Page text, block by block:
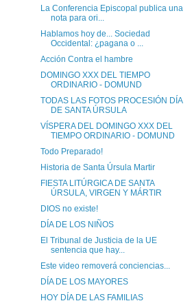
La Conferencia Episcopal publica una
nota para ori...
Hablamos hoy de... Sociedad
Occidental: ¿pagana o ...
Acción Contra el hambre
DOMINGO XXX DEL TIEMPO
ORDINARIO - DOMUND
TODAS LAS FOTOS PROCESIÓN DÍA
DE SANTA ÚRSULA
VÍSPERA DEL DOMINGO XXX DEL
TIEMPO ORDINARIO - DOMUND
Todo Preparado!
Historia de Santa Úrsula Martir
FIESTA LITÚRGICA DE SANTA
ÚRSULA, VIRGEN Y MÁRTIR
DIOS no existe!
DÍA DE LOS NIÑOS
El Tribunal de Justicia de la UE
sentencia que hay...
Este video removerá conciencias...
DÍA DE LOS MAYORES
HOY DÍA DE LAS FAMILIAS